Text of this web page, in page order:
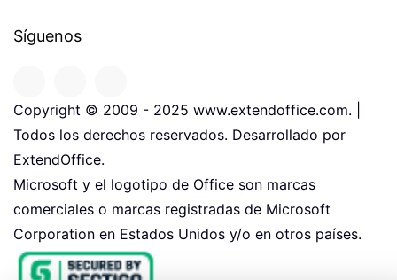
Síguenos
Copyright © 2009 - 2025 www.extendoffice.com. |
Todos los derechos reservados. Desarrollado por
ExtendOffice.
Microsoft y el logotipo de Office son marcas
comerciales o marcas registradas de Microsoft
Corporation en Estados Unidos y/o en otros países.